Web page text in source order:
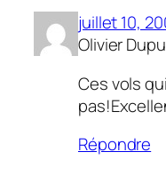
juillet 10,
Olivier
Ces vols
Répondre